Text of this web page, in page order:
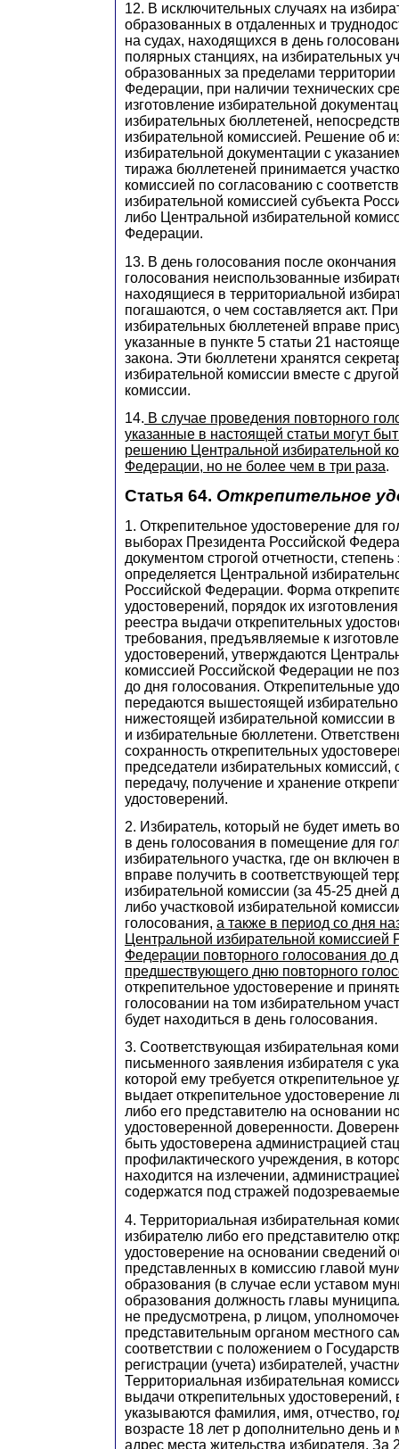
12. В исключительных случаях на
образованных в отдаленных и
на судах, находящихся в день
полярных станциях, на избирательных
образованных за пределами территории
Федерации, при наличии технических
изготовление избирательной
избирательных бюллетеней,
избирательной комиссией. Решение об
избирательной документации с
тиража бюллетеней принимается
комиссией по согласованию с
избирательной комиссией субъекта
либо Центральной избирательной
Федерации.
13. В день голосования после
голосования неиспользованные
находящиеся в территориальной
погашаются, о чем составляется акт.
избирательных бюллетеней вправе
указанные в пункте 5 статьи 21
закона. Эти бюллетени хранятся
избирательной комиссии вместе с
комиссии.
14. В случае проведения повторного
указанные в настоящей статьи могут
решению Центральной избирательной
Федерации, но не более чем в три раза.
Статья 64. Открепительное
1. Открепительное удостоверение для
выборах Президента Российской
документом строгой отчетности,
определяется Центральной
Российской Федерации. Форма
удостоверений, порядок их
реестра выдачи открепительных
требования, предъявляемые к
удостоверений, утверждаются
комиссией Российской Федерации не
до дня голосования. Открепительные
передаются вышестоящей
нижестоящей избирательной комиссии
и избирательные бюллетени.
сохранность открепительных
председатели избирательных
передачу, получение и хранение
удостоверений.
2. Избиратель, который не будет иметь
в день голосования в помещение для
избирательного участка, где он включен
вправе получить в соответствующей
избирательной комиссии (за 45-25 дней
либо участковой избирательной
голосования, а также в период со дня
Центральной избирательной комиссией
Федерации повторного голосования до
предшествующего дню повторного
открепительное удостоверение и
голосовании на том избирательном
будет находиться в день голосования.
3. Соответствующая избирательная
письменного заявления избирателя с
которой ему требуется открепительное
выдает открепительное удостоверение
либо его представителю на основании
удостоверенной доверенности.
быть удостоверена администрацией
профилактического учреждения, в
находится на излечении,
содержатся под стражей
4. Территориальная избирательная
избирателю либо его представителю
удостоверение на основании сведений
представленных в комиссию главой
образования (в случае если уставом
образования должность главы
не предусмотрена, р лицом,
представительным органом местного
соответствии с положением о
регистрации (учета) избирателей,
Территориальная избирательная
выдачи открепительных удостоверений,
указываются фамилия, имя, отчество,
возрасте 18 лет р дополнительно день
адрес места жительства избирателя. За